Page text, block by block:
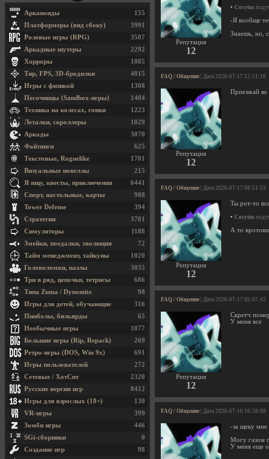
Репутация
12
• Cocytus
-Я вообще
Знаешь, но,
FAQ / Общение | Дата 2026-07-17 12:51:16
Репутация
12
Приезжай ко
FAQ / Общение | Дата 2026-07-17 08:51:53
Репутация
12
Ты рот-то
• Cocytus
А то
FAQ / Общение | Дата 2026-07-17 05:07:42
Репутация
12
Скретч
У меня все
FAQ / Общение | Дата 2026-07-16 16:28:08
-за щеку мне
Могу газом
У меня еще
155
Арканоиды
3991
Платформеры (вид сбоку)
3507
Ролевые игры (RPG)
2292
Аркадные шутеры
1885
Хорроры
4015
Тир, FPS, 3D-бродилки
1308
Игры с физикой
1404
Песочницы (Sandbox-игры)
1223
Техника на колесах, гонки
1029
Леталки, скроллеры
3070
Аркады
625
Файтинги
1701
Текстовые, Roguelike
215
Визуальные новеллы
6441
Я ищу, квесты, приключения
988
Спорт, настольные, карты
394
Tower Defense
3781
Стратегии
1188
Симуляторы
72
Змейки, поедалки, эволюция
1020
Тайм менеджмент, тайкуны
3035
Головоломки, пазлы
686
Три в ряд, цепочки, тетрисы
98
Типа Zuma / Dynomite
316
Игры для детей, обучающие
65
Пинболы, бильярды
1077
Необычные игры
269
Большие игры (Rip, Repack)
691
Ретро-игры (DOS, Win 9x)
272
Игры пользователей
2320
Сетевые / ХотСит
8412
Русские версии игр
130
Игры для взрослых (18+)
399
VR-игры
446
Зомби игры
0
SGi-сборники
98
Создание игр